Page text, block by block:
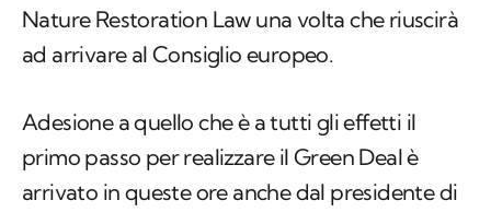
Nature Restoration Law una volta che riuscirà
ad arrivare al Consiglio europeo.
Adesione a quello che è a tutti gli effetti il
primo passo per realizzare il Green Deal è
arrivato in queste ore anche dal presidente di